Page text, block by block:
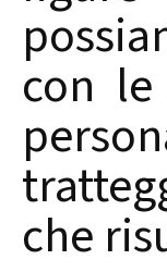
con
che